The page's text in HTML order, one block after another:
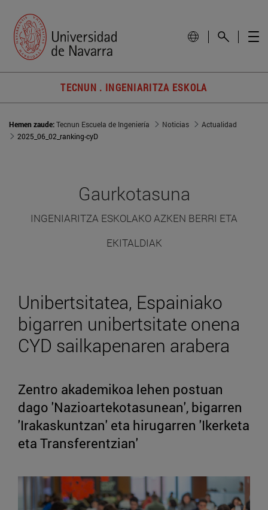
TECNUN . INGENIARITZA ESKOLA
Hemen zaude:Tecnun Escuela de Ingeniería Noticias
Actualidad
2025_06_02_ranking-cyD
Gaurkotasuna
INGENIARITZA ESKOLAKO AZKEN BERRI ETA
EKITALDIAK
Unibertsitatea, Espainiako
bigarren unibertsitate onena
CYD sailkapenaren arabera
Zentro akademikoa lehen postuan
dago 'Nazioartekotasunean', bigarren
'Irakaskuntzan' eta hirugarren 'Ikerketa
eta Transferentzian'